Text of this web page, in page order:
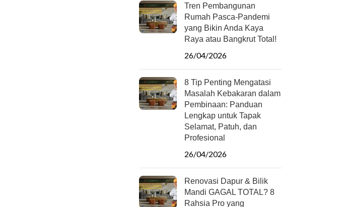
Tren Pembangunan
Rumah Pasca-Pandemi
yang Bikin Anda Kaya
Raya atau Bangkrut Total!
26/04/2026
8 Tip Penting Mengatasi
Masalah Kebakaran dalam
Pembinaan: Panduan
Lengkap untuk Tapak
Selamat, Patuh, dan
Profesional
26/04/2026
Renovasi Dapur & Bilik
Mandi GAGAL TOTAL? 8
Rahsia Pro yang